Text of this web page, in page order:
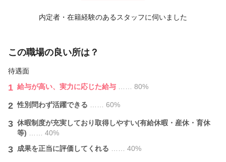
内定者・在籍経験のあるスタッフに伺いました
この職場の良い所は？
待遇面
1 給与が⾼い、実力に応じた給与 …… 80%
2 性別問わず活躍できる …… 60%
3 休暇制度が充実しており取得しやすい(有給休暇・産休・育休
等)
…… 40%
3 成果を正当に評価してくれる …… 40%